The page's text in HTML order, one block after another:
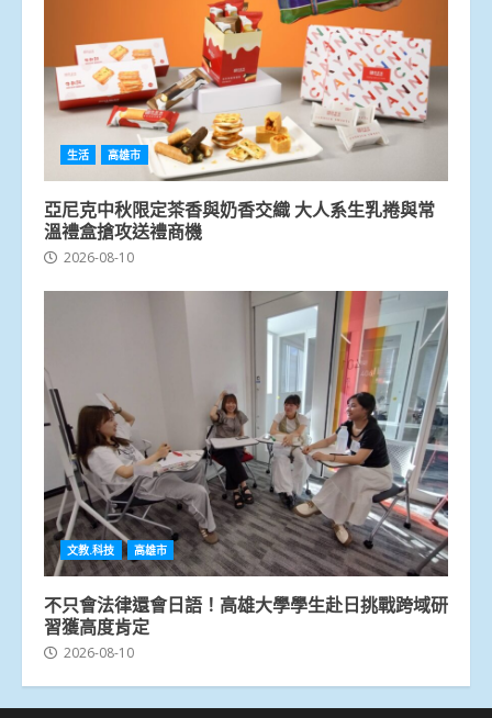
生活 高雄市
亞尼克中秋限定茶香與奶香交織 大人系生乳捲與常
溫禮盒搶攻送禮商機
2026-08-10
文教.科技 高雄市
不只會法律還會日語！高雄大學學生赴日挑戰跨域研
習獲高度肯定
2026-08-10